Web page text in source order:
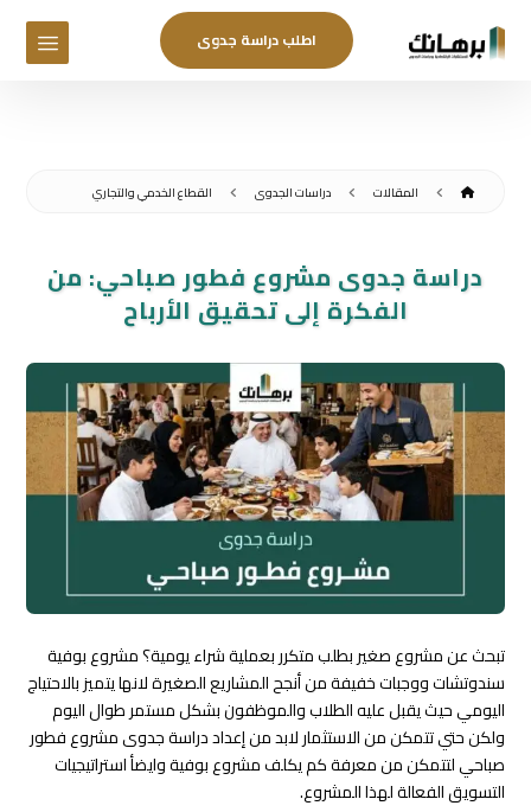
اطلب دراسة جدوى
المقالات دراسات الجدوى القطاع الخدمي والتجاري
دراسة جدوى مشروع فطور صباحي: من
الفكرة إلى تحقيق الأرباح
تبحث عن مشروع صغير بطلب متكرر بعملية شراء يومية؟ مشروع بوفية
سندوتشات ووجبات خفيفة من أنجح المشاريع الصغيرة لانها يتميز بالاحتياج
اليومي حيث يقبل عليه الطلاب والموظفون بشكل مستمر طوال اليوم
ولكن حتي تتمكن من الاستثمار لابد من إعداد دراسة جدوى مشروع فطور
صباحي لتتمكن من معرفة كم يكلف مشروع بوفية وايضأ استراتيجيات
التسويق الفعالة لهذا المشروع.